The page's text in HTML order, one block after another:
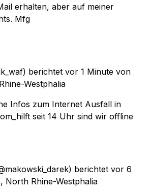
erhalten, aber auf meiner
Mfg
berichtet vor 1 Minute von
Westphalia
Infos zum Internet Ausfall in
seit 14 Uhr sind wir offline
berichtet vor 6
North Rhine-Westphalia